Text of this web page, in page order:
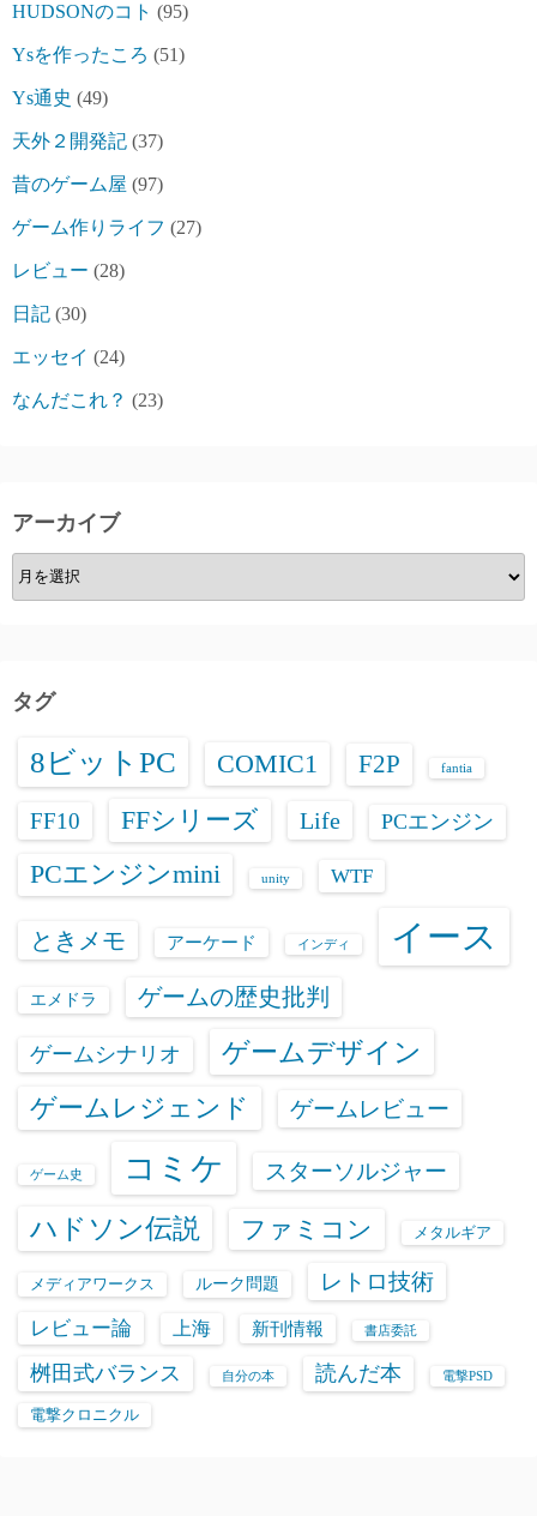
HUDSONのコト (95)
Ysを作ったころ (51)
Ys通史 (49)
天外２開発記 (37)
昔のゲーム屋 (97)
ゲーム作りライフ (27)
レビュー (28)
日記 (30)
エッセイ (24)
なんだこれ？ (23)
アーカイブ
ア
ー
ブ
タグ
8ビットPC COMIC1 F2P fantia
FF10 FFシリーズ Life PCエンジン
PCエンジンmini unity WTF
ときメモ アーケード インディ イース
エメドラ ゲームの歴史批判
ゲームシナリオ ゲームデザイン
ゲームレジェンド ゲームレビュー
ゲーム史 コミケ スターソルジャー
ハドソン伝説 ファミコン メタルギア
メディアワークス ルーク問題 レトロ技術
レビュー論 上海 新刊情報 書店委託
桝田式バランス 自分の本 読んだ本 電撃PSD
電撃クロニクル